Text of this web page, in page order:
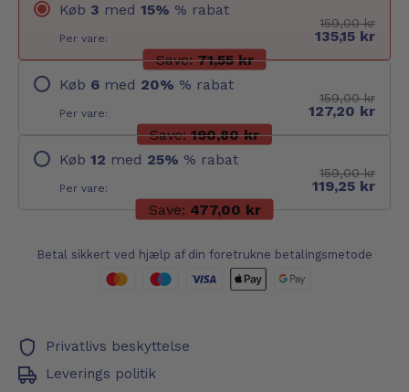
Køb 3 med 15% % rabat
Per vare:
159,00 kr
135,15 kr
Save: 71,55 kr
Køb 6 med 20% % rabat
Per vare:
159,00 kr
127,20 kr
Save: 190,80 kr
Køb 12 med 25% % rabat
Per vare:
159,00 kr
119,25 kr
Save: 477,00 kr
Betal sikkert ved hjælp af din foretrukne betalingsmetode
Privatlivs beskyttelse
Leverings politik